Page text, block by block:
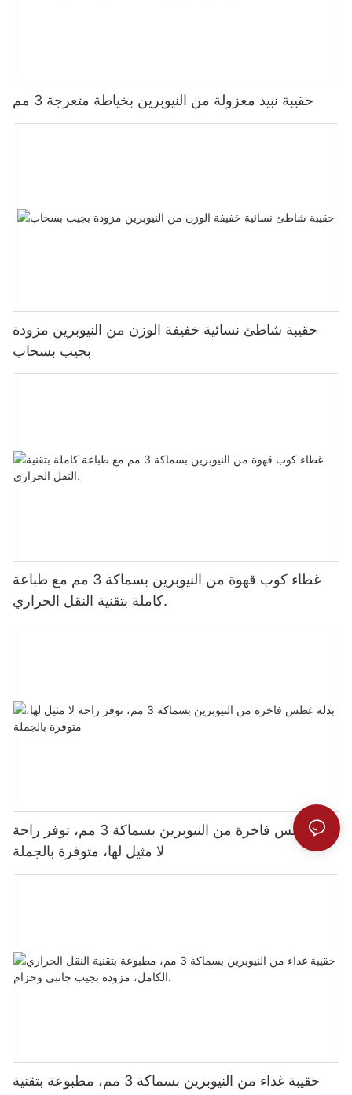
حقيبة نبيذ معزولة من النيوبرين بخياطة متعرجة 3 مم
حقيبة شاطئ نسائية خفيفة الوزن من النيوبرين مزودة
بجيب بسحاب
غطاء كوب قهوة من النيوبرين بسماكة 3 مم مع طباعة
كاملة بتقنية النقل الحراري.
بدلة غطس فاخرة من النيوبرين بسماكة 3 مم، توفر راحة
لا مثيل لها، متوفرة بالجملة
حقيبة غداء من النيوبرين بسماكة 3 مم، مطبوعة بتقنية